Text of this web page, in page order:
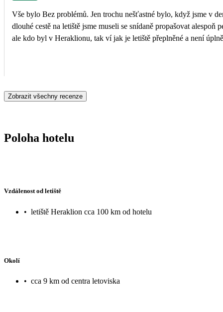
Vše bylo Bez problémů. Jen trochu nešťastné bylo, když jsme v
dlouhé cestě na letiště jsme museli se snídaně propašovat
ale kdo byl v Heraklionu, tak ví jak je letiště přeplněné a není
Zobrazit všechny recenze
Poloha hotelu
Vzdálenost od letiště
• letiště Heraklion cca 100 km od hotelu
Okolí
• cca 9 km od centra letoviska